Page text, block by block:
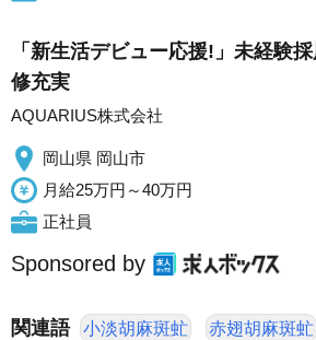
「新生活デビュー応援!」未経験
修充実
AQUARIUS株式会社
岡山県 岡山市
月給25万円～40万円
正社員
Sponsored by
関連語 小淡胡麻斑虻 赤翅胡麻斑虻